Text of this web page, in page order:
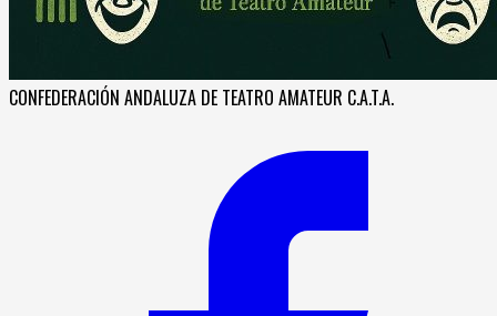
CONFEDERACIÓN ANDALUZA DE TEATRO AMATEUR C.A.T.A.